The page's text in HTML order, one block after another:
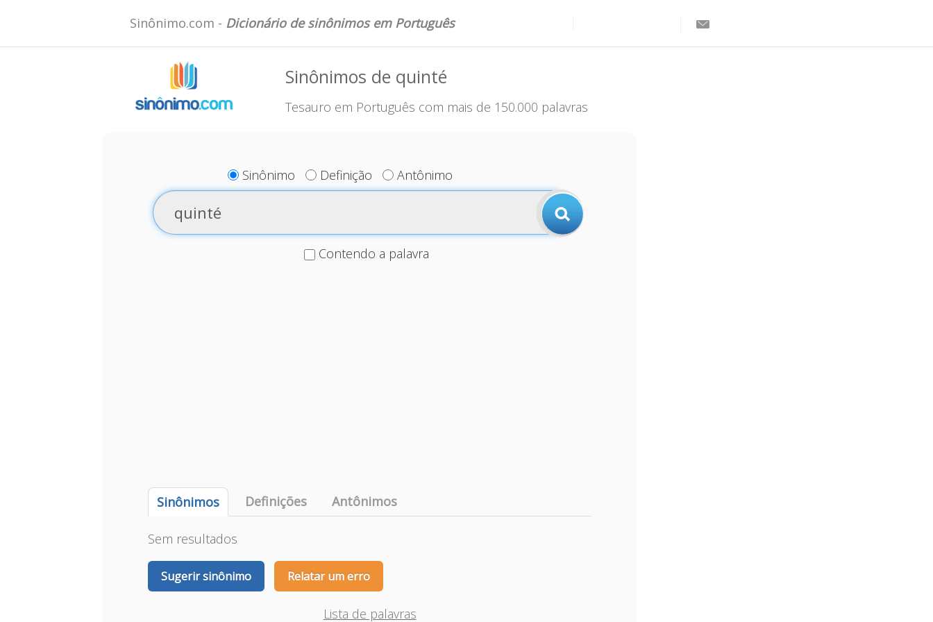
Sinônimo.com - Dicionário de sinônimos em Português
Sinônimos de quinté
Tesauro em Português com mais de 150.000 palavras
Sinônimo Definição Antônimo
Contendo a palavra
Sinônimos Definições Antônimos
Sem resultados
Sugerir sinônimo Relatar um erro
Lista de palavras